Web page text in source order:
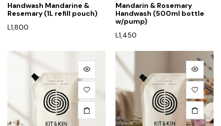
Handwash Mandarine &
Resemary (1L refill pouch)
L1,800
Mandarin & Rosemary
Handwash (500ml bottle
w/pump)
L1,450